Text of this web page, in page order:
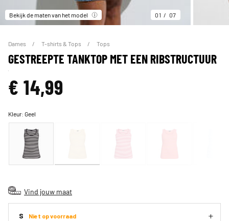
Bekijk de maten van het model 01 07
Dames T-shirts & Tops Tops
GESTREEPTE TANKTOP MET EEN RIBSTRUCTUUR
€ 14,99
Kleur:Geel
Vind jouw maat
S Niet op voorraad